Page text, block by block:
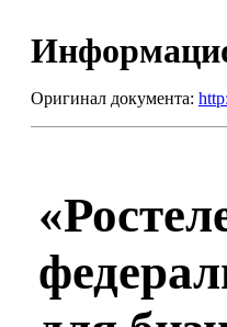
Оригинал документа: